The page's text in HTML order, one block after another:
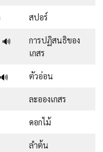
สปอร์
🔊
การปฏิสนธิของ
เกสร
🔊 ตัวอ่อน
ละอองเกสร
ดอกไม้
ลำต้น